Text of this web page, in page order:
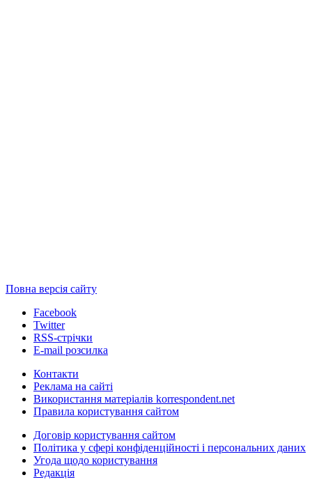
Повна версія сайту
Facebook
Twitter
RSS-стрічки
E-mail розсилка
Контакти
Реклама на сайті
Використання матеріалів korrespondent.net
Правила користування сайтом
Договір користування сайтом
Політика у сфері конфіденційності і персональних даних
Угода щодо користування
Редакція